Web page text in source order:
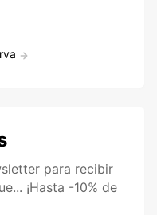
para recibir
¡Hasta -10% de